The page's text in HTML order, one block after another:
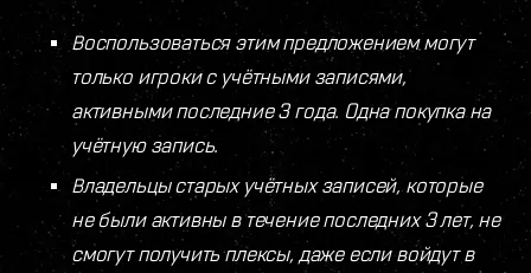
Воспользоваться этим предложением могут
только игроки с учётными записями,
активными последние 3 года. Oдна покупка на
учётную запись.
Владельцы старых учётных записей, которые
не были активны в течение последних 3 лет, не
смогут получить плексы, даже если войдут в